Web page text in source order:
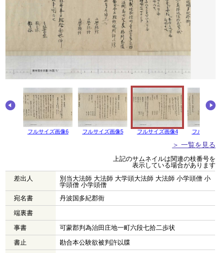
フルサイズ画像6 フルサイズ画像5 フルサイズ画像4 フルサイズ
＞ 一覧を見る
上記のサムネイルは関連の枝番号を
表示している場合があります
差出人
別当大法師 大法師 大学頭大法師 大法師 小学頭僧 小
学頭僧 小学頭僧
宛名書
丹波国多紀郡衙
端裏書
事書
可蒙郡判為治田庄地一町六段七拾二歩状
書止
勘合本公験欲被判許以牒